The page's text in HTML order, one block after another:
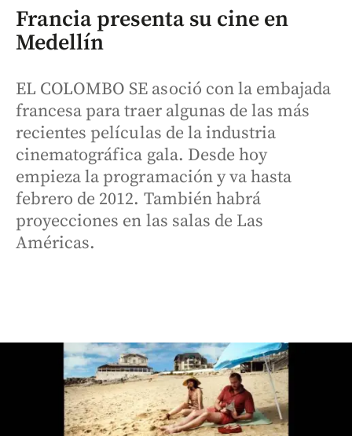
Francia presenta su cine en
Medellín
EL COLOMBO SE asoció con la embajada
francesa para traer algunas de las más
recientes películas de la industria
cinematográfica gala. Desde hoy
empieza la programación y va hasta
febrero de 2012. También habrá
proyecciones en las salas de Las
Américas.